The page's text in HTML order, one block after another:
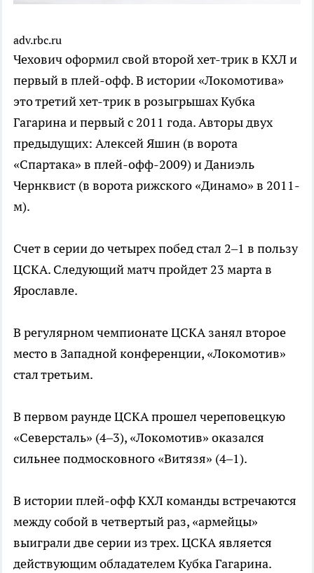
adv.rbc.ru
Чехович оформил свой второй хет-трик в КХЛ и
первый в плей-офф. В истории «Локомотива»
это третий хет-трик в розыгрышах Кубка
Гагарина и первый с 2011 года. Авторы двух
предыдущих: Алексей Яшин (в ворота
«Спартака» в плей-офф-2009) и Даниэль
Чернквист (в ворота рижского «Динамо» в 2011-
м).
Счет в серии до четырех побед стал 2–1 в пользу
ЦСКА. Следующий матч пройдет 23 марта в
Ярославле.
В регулярном чемпионате ЦСКА занял второе
место в Западной конференции, «Локомотив»
стал третьим.
В первом раунде ЦСКА прошел череповецкую
«Северсталь» (4–3), «Локомотив» оказался
сильнее подмосковного «Витязя» (4–1).
В истории плей-офф КХЛ команды встречаются
между собой в четвертый раз, «армейцы»
выиграли две серии из трех. ЦСКА является
действующим обладателем Кубка Гагарина.